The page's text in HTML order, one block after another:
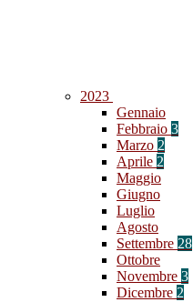
2023
Gennaio
Febbraio 3
Marzo 2
Aprile 2
Maggio
Giugno
Luglio
Agosto
Settembre 28
Ottobre
Novembre 3
Dicembre 2